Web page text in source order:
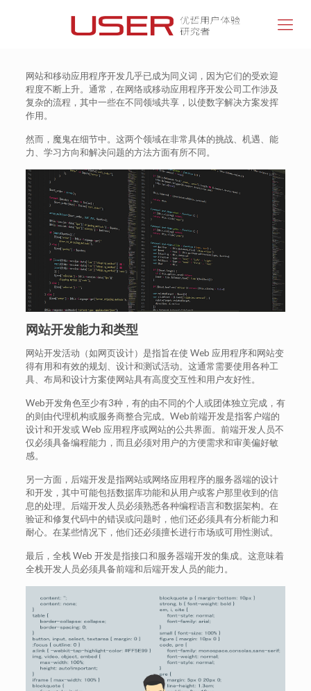
网站和移动应用程序开发几乎已成为同义词，因为它们的受欢迎
程度不断上升。通常，在网络或移动应用程序开发公司工作涉及
复杂的流程，其中一些在不同领域共享，以使数字解决方案发挥
作用。
然而，魔鬼在细节中。这两个领域在非常具体的挑战、机遇、能
力、学习方向和解决问题的方法方面有所不同。
网站开发能力和类型
网站开发活动（如网页设计）是指旨在使 Web 应用程序和网站变
得有用和有效的规划、设计和测试活动。这通常需要使用各种工
具、布局和设计方案使网站具有高度交互性和用户友好性。
Web开发角色至少有3种，有的由不同的个人或团体独立完成，有
的则由代理机构或服务商整合完成。Web前端开发是指客户端的
设计和开发或 Web 应用程序或网站的公共界面。前端开发人员不
仅必须具备编程能力，而且必须对用户的方便需求和审美偏好敏
感。
另一方面，后端开发是指网站或网络应用程序的服务器端的设计
和开发，其中可能包括数据库功能和从用户或客户那里收到的信
息的处理。后端开发人员必须熟悉各种编程语言和数据架构。在
验证和修复代码中的错误或问题时，他们还必须具有分析能力和
耐心。在某些情况下，他们还必须擅长进行市场或可用性测试。
最后，全栈 Web 开发是指接口和服务器端开发的集成。这意味着
全栈开发人员必须具备前端和后端开发人员的能力。